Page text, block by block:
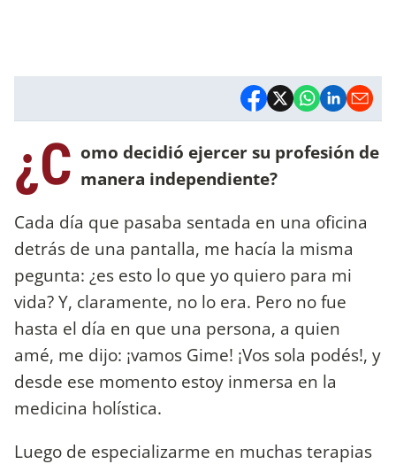
¿C omo decidió ejercer su profesión de
manera independiente?
Cada día que pasaba sentada en una oficina
detrás de una pantalla, me hacía la misma
pegunta: ¿es esto lo que yo quiero para mi
vida? Y, claramente, no lo era. Pero no fue
hasta el día en que una persona, a quien
amé, me dijo: ¡vamos Gime! ¡Vos sola podés!, y
desde ese momento estoy inmersa en la
medicina holística.
Luego de especializarme en muchas terapias